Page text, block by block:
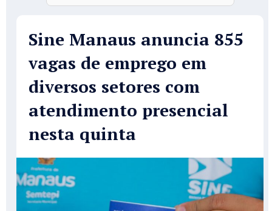
Sine Manaus anuncia 855
vagas de emprego em
diversos setores com
atendimento presencial
nesta quinta